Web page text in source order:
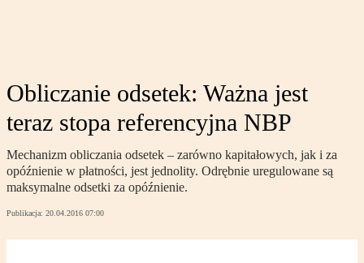
Obliczanie odsetek: Ważna jest
teraz stopa referencyjna NBP
Mechanizm obliczania odsetek – zarówno kapitałowych, jak i za
opóźnienie w płatności, jest jednolity. Odrębnie uregulowane są
maksymalne odsetki za opóźnienie.
Publikacja: 20.04.2016 07:00